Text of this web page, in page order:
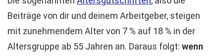
Beiträge von dir und deinem Arbeitgeber, steigen
mit zunehmendem Alter von 7 % auf 18 % in der
Altersgruppe ab 55 Jahren an. Daraus folgt: wenn